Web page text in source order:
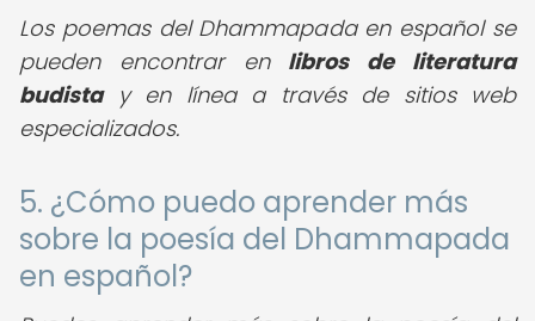
Los poemas del Dhammapada en español se
pueden encontrar en libros de literatura
budistay en línea a través de sitios web
especializados.
5. ¿Cómo puedo aprender más
sobre la poesía del Dhammapada
en español?